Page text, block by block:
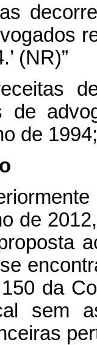
(NR)”
de
de
de
da
sem